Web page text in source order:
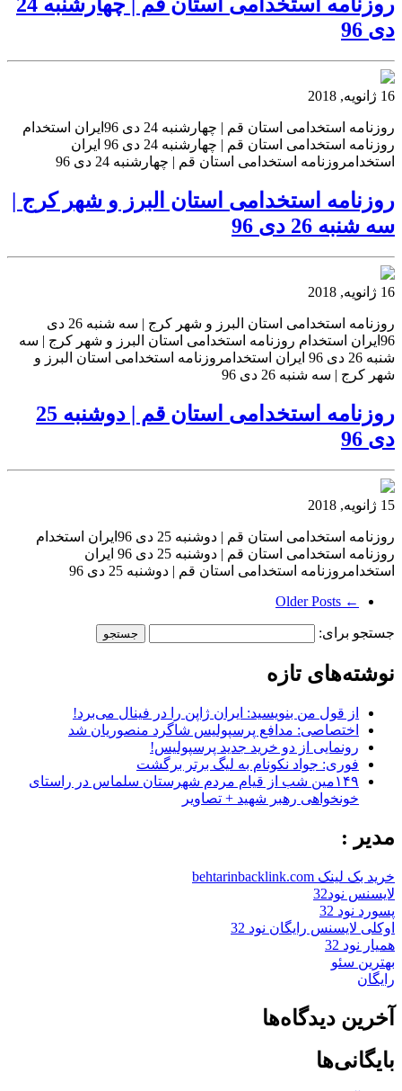
روزنامه استخدامی استان قم | چهارشنبه 24
دی 96
16 ژانویه, 2018
روزنامه استخدامی استان قم | چهارشنبه 24 دی 96ایران استخدام
روزنامه استخدامی استان قم | چهارشنبه 24 دی 96 ایران
استخدامروزنامه استخدامی استان قم | چهارشنبه 24 دی 96
روزنامه استخدامی استان البرز و شهر کرج |
سه شنبه 26 دی 96
16 ژانویه, 2018
روزنامه استخدامی استان البرز و شهر کرج | سه شنبه 26 دی
96ایران استخدام روزنامه استخدامی استان البرز و شهر کرج | سه
شنبه 26 دی 96 ایران استخدامروزنامه استخدامی استان البرز و
شهر کرج | سه شنبه 26 دی 96
روزنامه استخدامی استان قم | دوشنبه 25
دی 96
15 ژانویه, 2018
روزنامه استخدامی استان قم | دوشنبه 25 دی 96ایران استخدام
روزنامه استخدامی استان قم | دوشنبه 25 دی 96 ایران
استخدامروزنامه استخدامی استان قم | دوشنبه 25 دی 96
← Older Posts
جستجو برای:
نوشته‌های تازه
از قول من بنویسید: ایران ژاپن را در فینال می‌برد!
اختصاصی: مدافع پرسپولیس شاگرد منصوریان شد
رونمایی از دو خرید جدید پرسپولیس!
فوری: جواد نکونام به لیگ برتر برگشت
۱۴۹مین شب از قیام مردم شهرستان سلماس در راستای
خونخواهی رهبر شهید + تصاویر
مدیر :
خرید بک لینک behtarinbacklink.com
لایسنس نود32
پسورد نود 32
اوکلی لایسنس رایگان نود 32
همیار نود 32
بهترین سئو
رایگان
آخرین دیدگاه‌ها
بایگانی‌ها